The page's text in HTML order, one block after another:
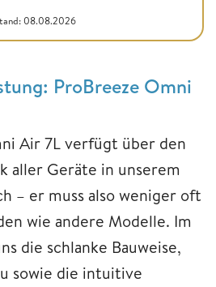
08.08.2026
ProBreeze Omni
Air 7L verfügt über den
aller Geräte in unserem
– er muss also weniger oft
wie andere Modelle. Im
die schlanke Bauweise,
sowie die intuitive